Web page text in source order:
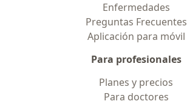
Enfermedades
Preguntas Frecuentes
Aplicación para móvil
Para profesionales
Planes y precios
Para doctores